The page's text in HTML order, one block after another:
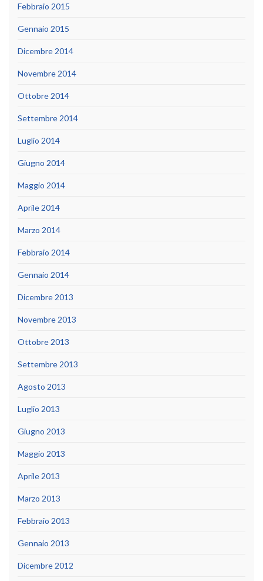
Febbraio 2015
Gennaio 2015
Dicembre 2014
Novembre 2014
Ottobre 2014
Settembre 2014
Luglio 2014
Giugno 2014
Maggio 2014
Aprile 2014
Marzo 2014
Febbraio 2014
Gennaio 2014
Dicembre 2013
Novembre 2013
Ottobre 2013
Settembre 2013
Agosto 2013
Luglio 2013
Giugno 2013
Maggio 2013
Aprile 2013
Marzo 2013
Febbraio 2013
Gennaio 2013
Dicembre 2012